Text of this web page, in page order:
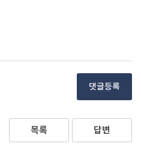
댓글등록
목록 답변